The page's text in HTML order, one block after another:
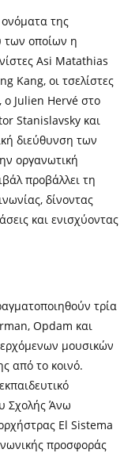
της
των οποίων η
Asi Matathias
Kang, οι τσελίστες
Julien Hervé στο
Stanislavsky και
διεύθυνση των
οργανωτική
προβάλλει τη
δίνοντας
και ενισχύοντας
τρία
Opdam και
μουσικών
από το κοινό.
Σχολής Άνω
El Sistema
προσφοράς